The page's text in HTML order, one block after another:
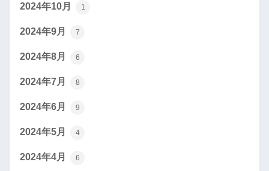
2024年10月 1
2024年9月 7
2024年8月 6
2024年7月 8
2024年6月 9
2024年5月 4
2024年4月 6